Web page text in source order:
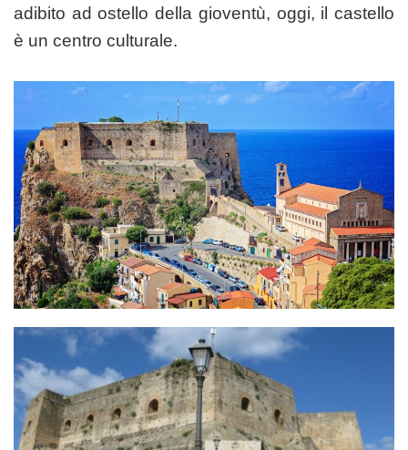
adibito ad ostello della gioventù, oggi, il castello
è un centro culturale.